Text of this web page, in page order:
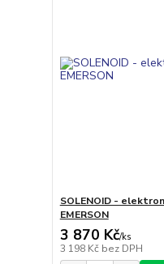
SOLENOID -
EMERSON
3 870 Kč/ks
3 198 Kč bez DPH